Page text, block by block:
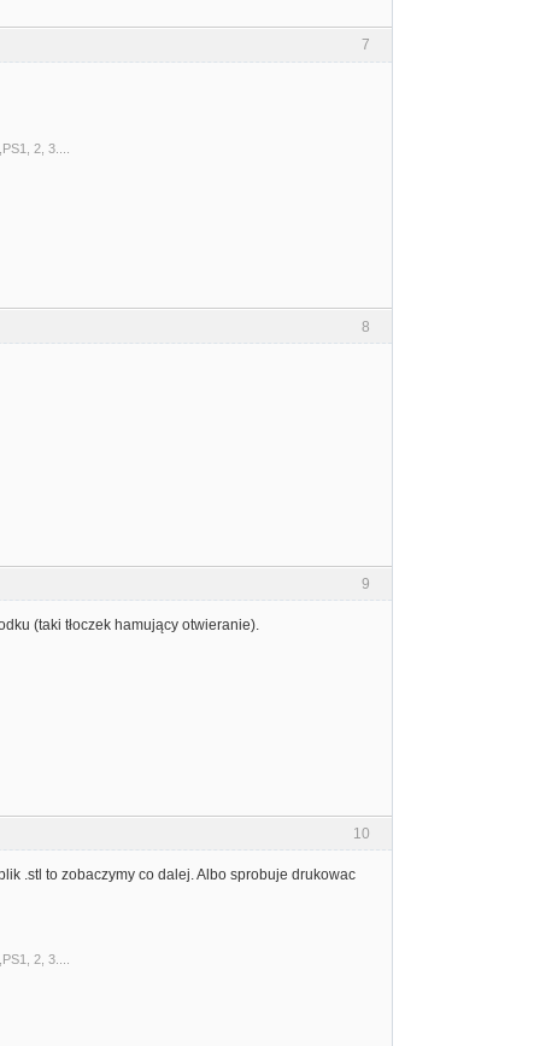
7
2, 3....
8
9
(taki tłoczek hamujący otwieranie).
10
.stl to zobaczymy co dalej. Albo sprobuje drukowac
2, 3....